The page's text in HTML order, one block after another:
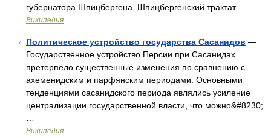
губернатора Шпицбергена. Шпицбергенский трактат …
Википедия
7 Политическое устройство государства Сасанидов —
Государственное устройство Персии при Сасанидах
претерпело существенные изменения по сравнению с
ахеменидским и парфянским периодами. Основными
тенденциями сасанидского периода являлись усиление
централизации государственной власти, что можно&#8230;
Википедия